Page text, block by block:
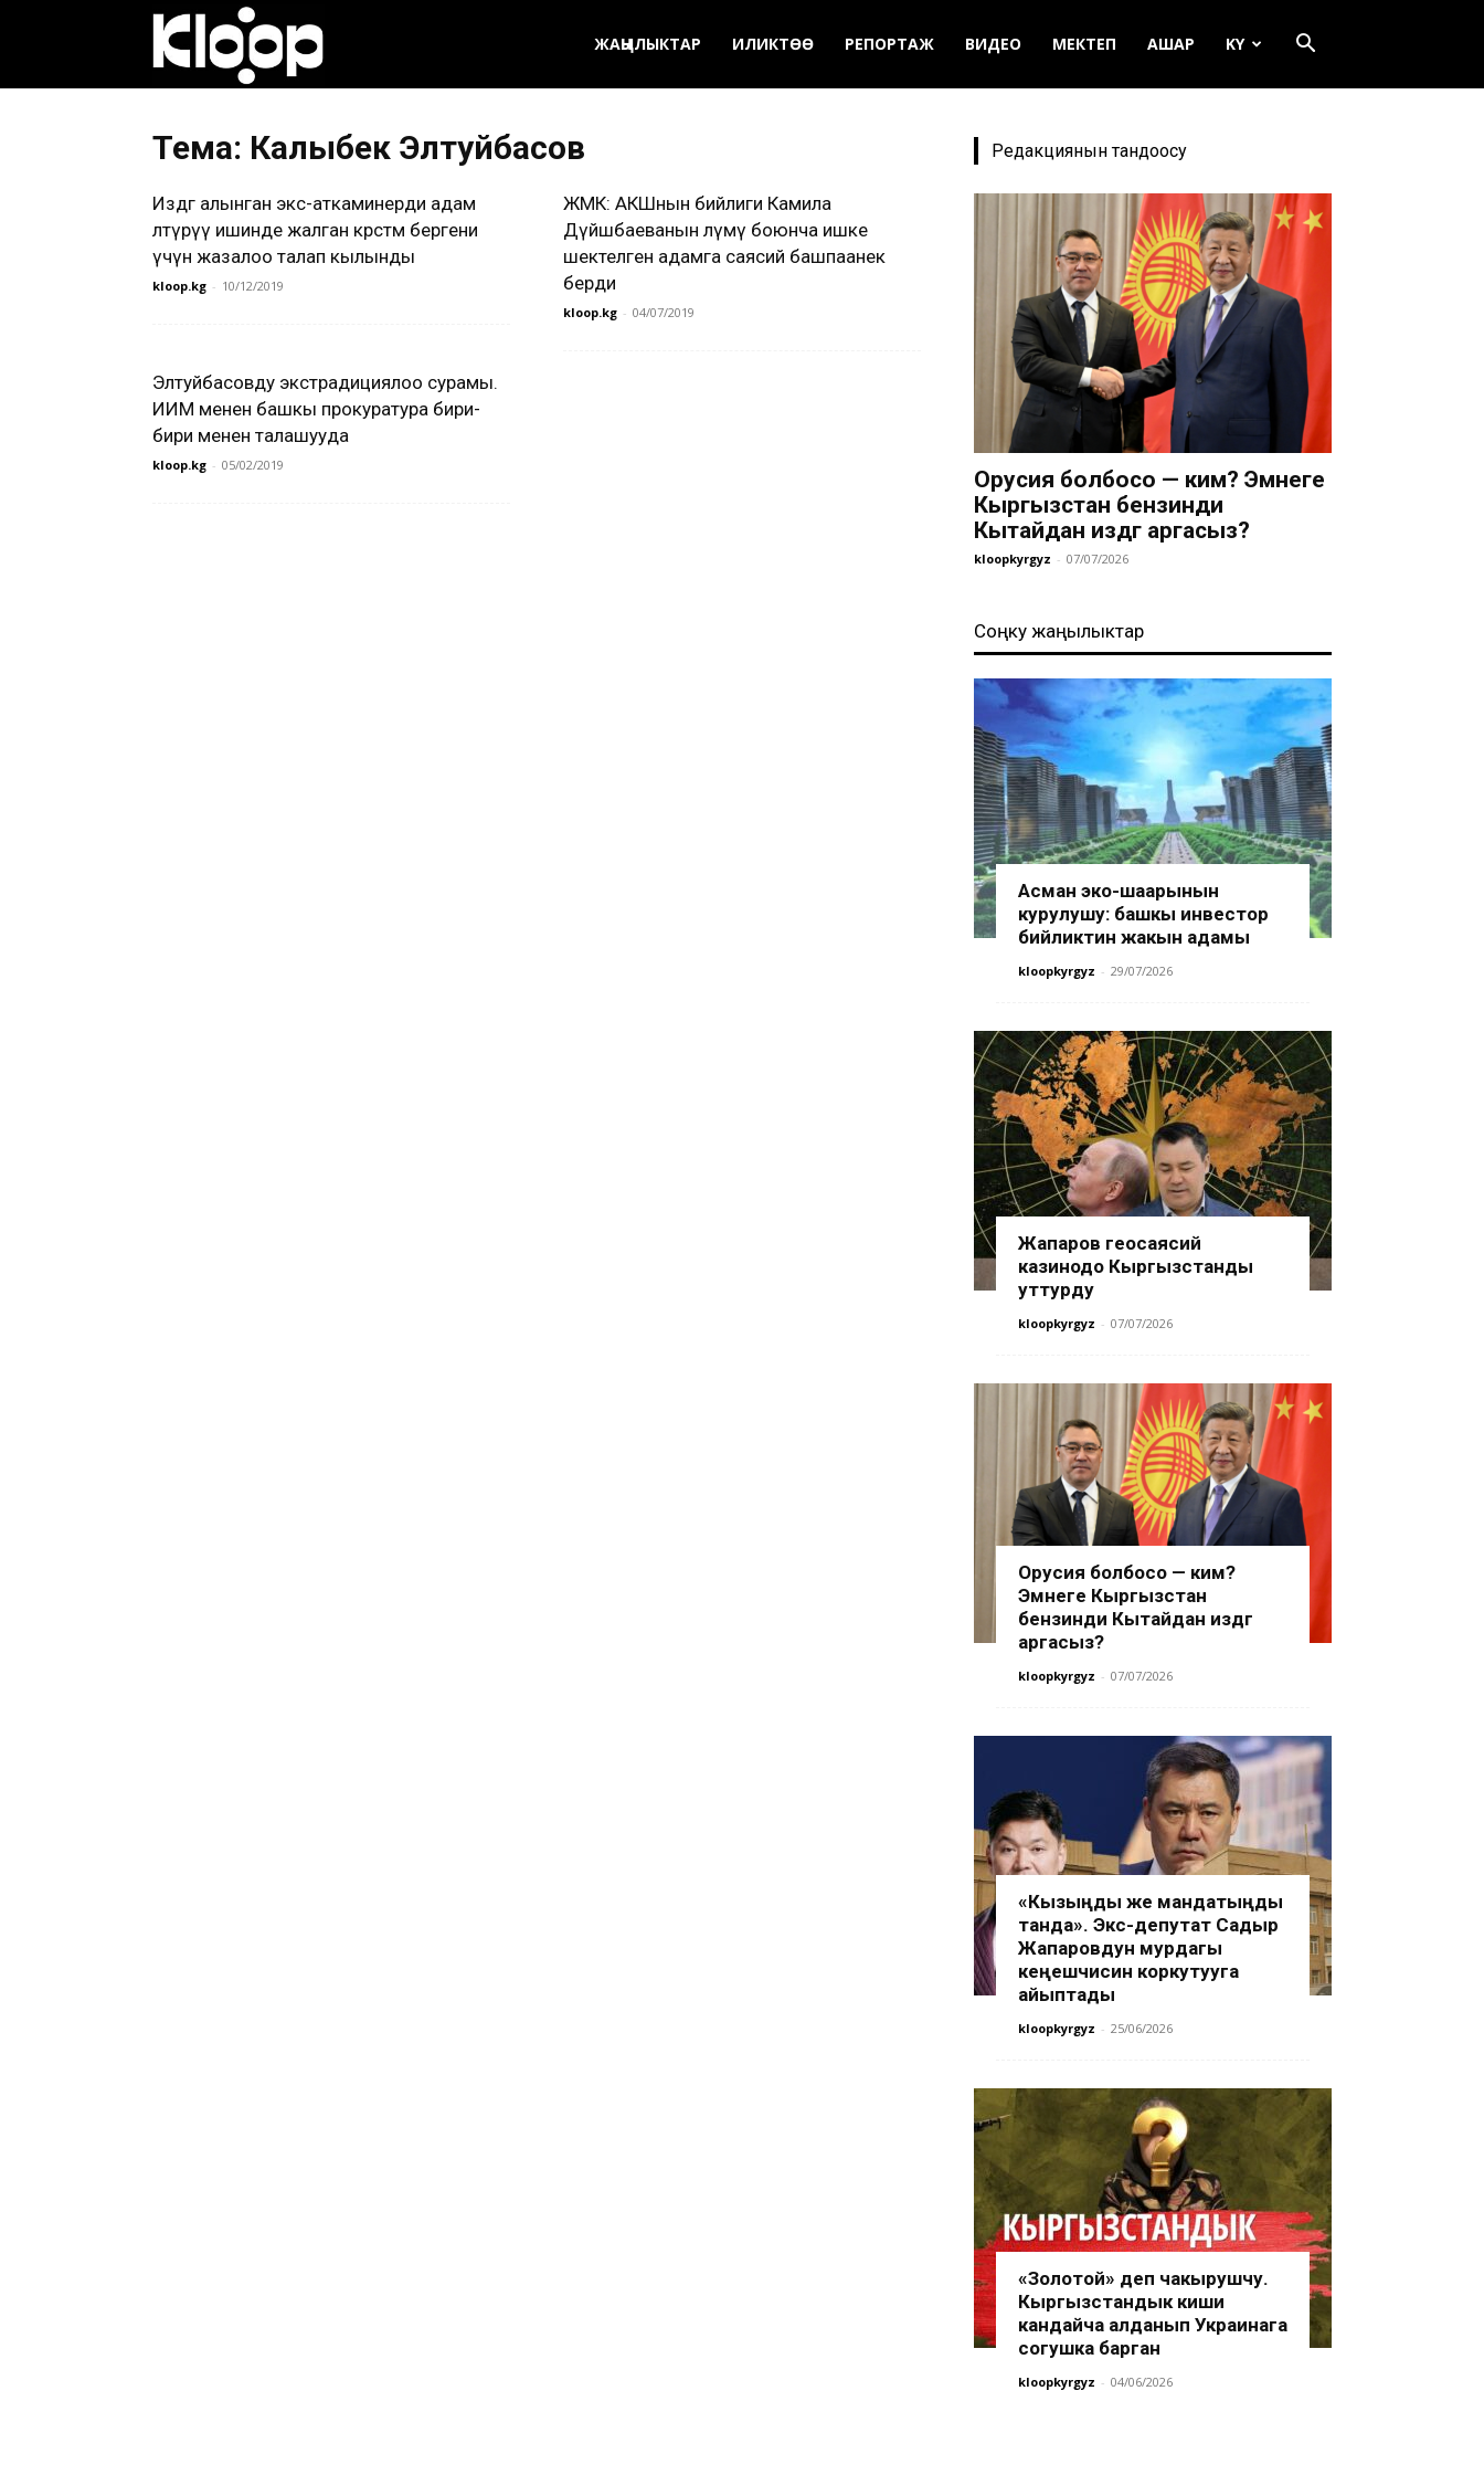
кыргызча
жаңылыктары
ЖАҢЫЛЫКТАР ИЛИКТӨӨ РЕПОРТАЖ ВИДЕО МЕКТЕП АШАР KY
Тема: Калыбек Элтуйбасов
Издөөгө алынган экс-аткаминерди адам
өлтүрүү ишинде жалган көрсөтмө бергени
үчүн жазалоо талап кылынды
kloop.kg - 10/12/2019
ЖМК: АКШнын бийлиги Камила
Дүйшөбаеванын өлүмү боюнча ишке
шектелген адамга саясий башпаанек
берди
kloop.kg - 04/07/2019
Элтуйбасовду экстрадициялоо сурамы.
ИИМ менен башкы прокуратура бири-
бири менен талашууда
kloop.kg - 05/02/2019
Редакциянын тандоосу
Орусия болбосо — ким? Эмнеге
Кыргызстан бензинди
Кытайдан издөөгө аргасыз?
kloopkyrgyz - 07/07/2026
Соңку жаңылыктар
Асман эко-шаарынын
курулушу: башкы инвестор
бийликтин жакын адамы
kloopkyrgyz - 29/07/2026
Жапаров геосаясий
казинодо Кыргызстанды
уттурду
kloopkyrgyz - 07/07/2026
Орусия болбосо — ким?
Эмнеге Кыргызстан
бензинди Кытайдан издөөгө
аргасыз?
kloopkyrgyz - 07/07/2026
«Кызыңды же мандатыңды
танда». Экс-депутат Садыр
Жапаровдун мурдагы
кеңешчисин коркутууга
айыптады
kloopkyrgyz - 25/06/2026
«Золотой» деп чакырушчу.
Кыргызстандык киши
кандайча алданып Украинага
согушка барган
kloopkyrgyz - 04/06/2026